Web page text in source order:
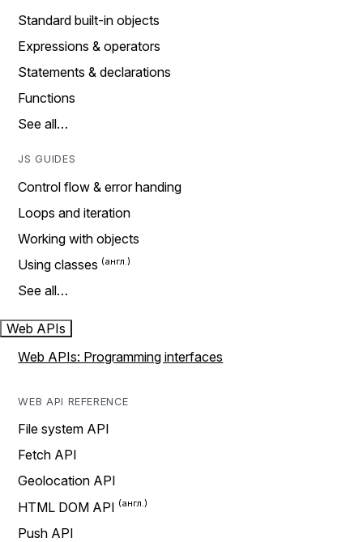
Standard built-in objects
Expressions & operators
Statements & declarations
Functions
See all…
JS GUIDES
Control flow & error handing
Loops and iteration
Working with objects
Using classes
See all…
Web APIs
Web APIs: Programming interfaces
WEB API REFERENCE
File system API
Fetch API
Geolocation API
HTML DOM API
Push API